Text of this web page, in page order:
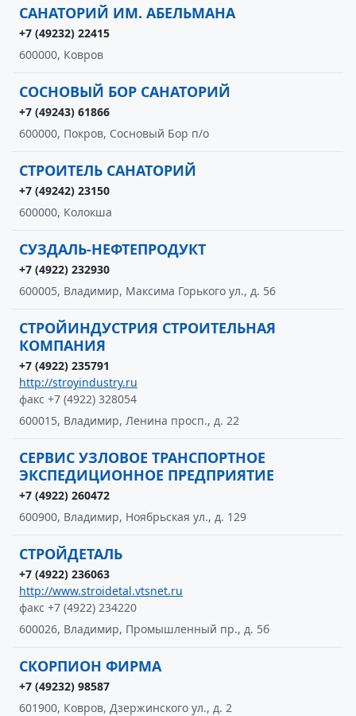
САНАТОРИЙ ИМ. АБЕЛЬМАНА
+7 (49232) 22415
600000, Ковров
СОСНОВЫЙ БОР САНАТОРИЙ
+7 (49243) 61866
600000, Покров, Сосновый Бор п/о
СТРОИТЕЛЬ САНАТОРИЙ
+7 (49242) 23150
600000, Колокша
СУЗДАЛЬ-НЕФТЕПРОДУКТ
+7 (4922) 232930
600005, Владимир, Максима Горького ул., д. 56
СТРОЙИНДУСТРИЯ СТРОИТЕЛЬНАЯ
КОМПАНИЯ
+7 (4922) 235791
http://stroyindustry.ru
факс +7 (4922) 328054
600015, Владимир, Ленина просп., д. 22
СЕРВИС УЗЛОВОЕ ТРАНСПОРТНОЕ
ЭКСПЕДИЦИОННОЕ ПРЕДПРИЯТИЕ
+7 (4922) 260472
600900, Владимир, Ноябрьская ул., д. 129
СТРОЙДЕТАЛЬ
+7 (4922) 236063
http://www.stroidetal.vtsnet.ru
факс +7 (4922) 234220
600026, Владимир, Промышленный пр., д. 5б
СКОРПИОН ФИРМА
+7 (49232) 98587
601900, Ковров, Дзержинского ул., д. 2